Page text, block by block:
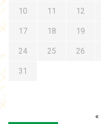
10 11 12
17 18 19
24 25 26
31